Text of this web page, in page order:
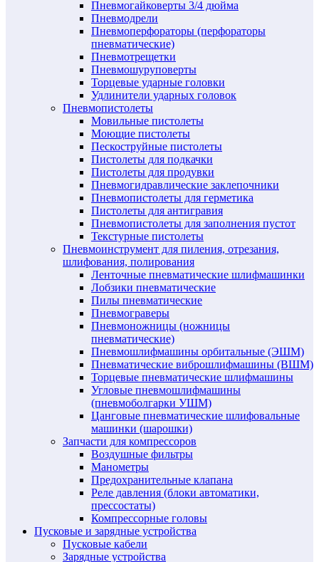
Пневмогайковерты 3/4 дюйма
Пневмодрели
Пневмоперфораторы (перфораторы
пневматические)
Пневмотрещетки
Пневмошуруповерты
Торцевые ударные головки
Удлинители ударных головок
Пневмопистолеты
Мовильные пистолеты
Моющие пистолеты
Пескоструйные пистолеты
Пистолеты для подкачки
Пистолеты для продувки
Пневмогидравлические заклепочники
Пневмопистолеты для герметика
Пистолеты для антигравия
Пневмопистолеты для заполнения пустот
Текстурные пистолеты
Пневмоинструмент для пиления, отрезания,
шлифования, полирования
Ленточные пневматические шлифмашинки
Лобзики пневматические
Пилы пневматические
Пневмограверы
Пневмоножницы (ножницы
пневматические)
Пневмошлифмашины орбитальные (ЭШМ)
Пневматические виброшлифмашины (ВШМ)
Торцевые пневматические шлифмашины
Угловые пневмошлифмашины
(пневмоболгарки УШМ)
Цанговые пневматические шлифовальные
машинки (шарошки)
Запчасти для компрессоров
Воздушные фильтры
Манометры
Предохранительные клапана
Реле давления (блоки автоматики,
прессостаты)
Компрессорные головы
Пусковые и зарядные устройства
Пусковые кабели
Зарядные устройства